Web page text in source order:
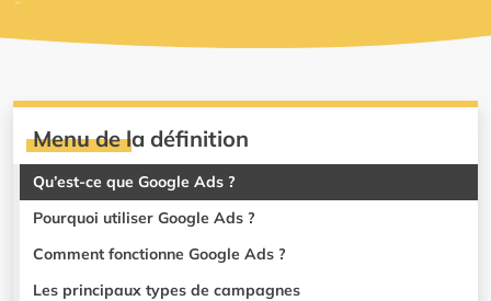
Menu de la définition
Qu’est-ce que Google Ads ?
Pourquoi utiliser Google Ads ?
Comment fonctionne Google Ads ?
Les principaux types de campagnes